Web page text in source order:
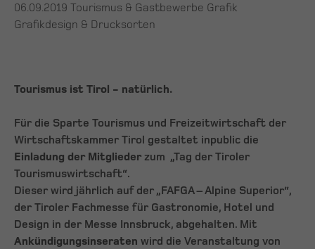
06.09.2019 Tourismus & Gastbewerbe Grafik
Grafikdesign & Drucksorten
Tourismus ist Tirol - natürlich.
Für die Sparte Tourismus und Freizeitwirtschaft der
Wirtschaftskammer Tirol gestaltet inpublic die
Einladung der Mitglieder zum „Tag der Tiroler
Tourismuswirtschaft“.
Dieser wird jährlich auf der „FAFGA – Alpine Superior“,
der Tiroler Fachmesse für Gastronomie, Hotel und
Design in der Messe Innsbruck, abgehalten. Mit
Ankündigungsinseraten wird die Veranstaltung von